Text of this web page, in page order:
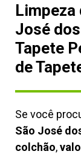
Limpeza
José
Tapete
de
Se você
São José
colchão,